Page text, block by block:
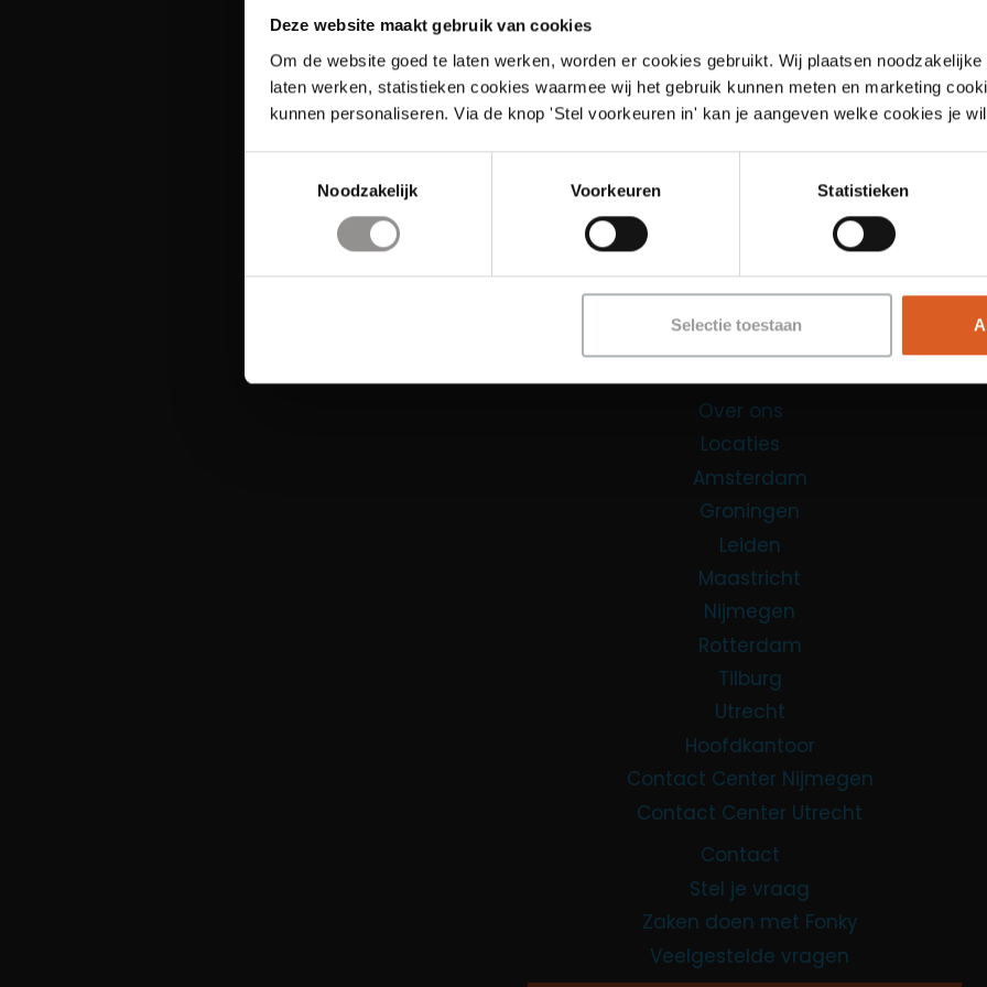
Deze website maakt gebruik van cookies
Om de website goed te laten werken, worden er cookies gebruikt. Wij plaatsen
laten werken, statistieken cookies waarmee wij het gebruik kunnen meten en marketing
kunnen personaliseren. Via de knop 'Stel voorkeuren in' kan je aangeven welke cookies je
Noodzakelijk
Voorkeuren Statistieken
Selectie toestaan
Contact Center Agent
Promotiemedewerker
Over ons
Locaties
Amsterdam
Groningen
Leiden
Maastricht
Nijmegen
Rotterdam
Tilburg
Utrecht
Hoofdkantoor
Contact Center Nijmegen
Contact Center Utrecht
Contact
Stel je vraag
Zaken doen met Fonky
Veelgestelde vragen